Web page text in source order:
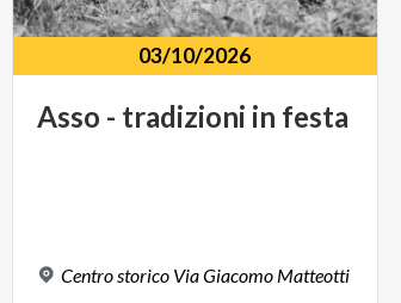
03/10/2026
Asso - tradizioni in festa
Centro storico ViaGiacomo Matteotti